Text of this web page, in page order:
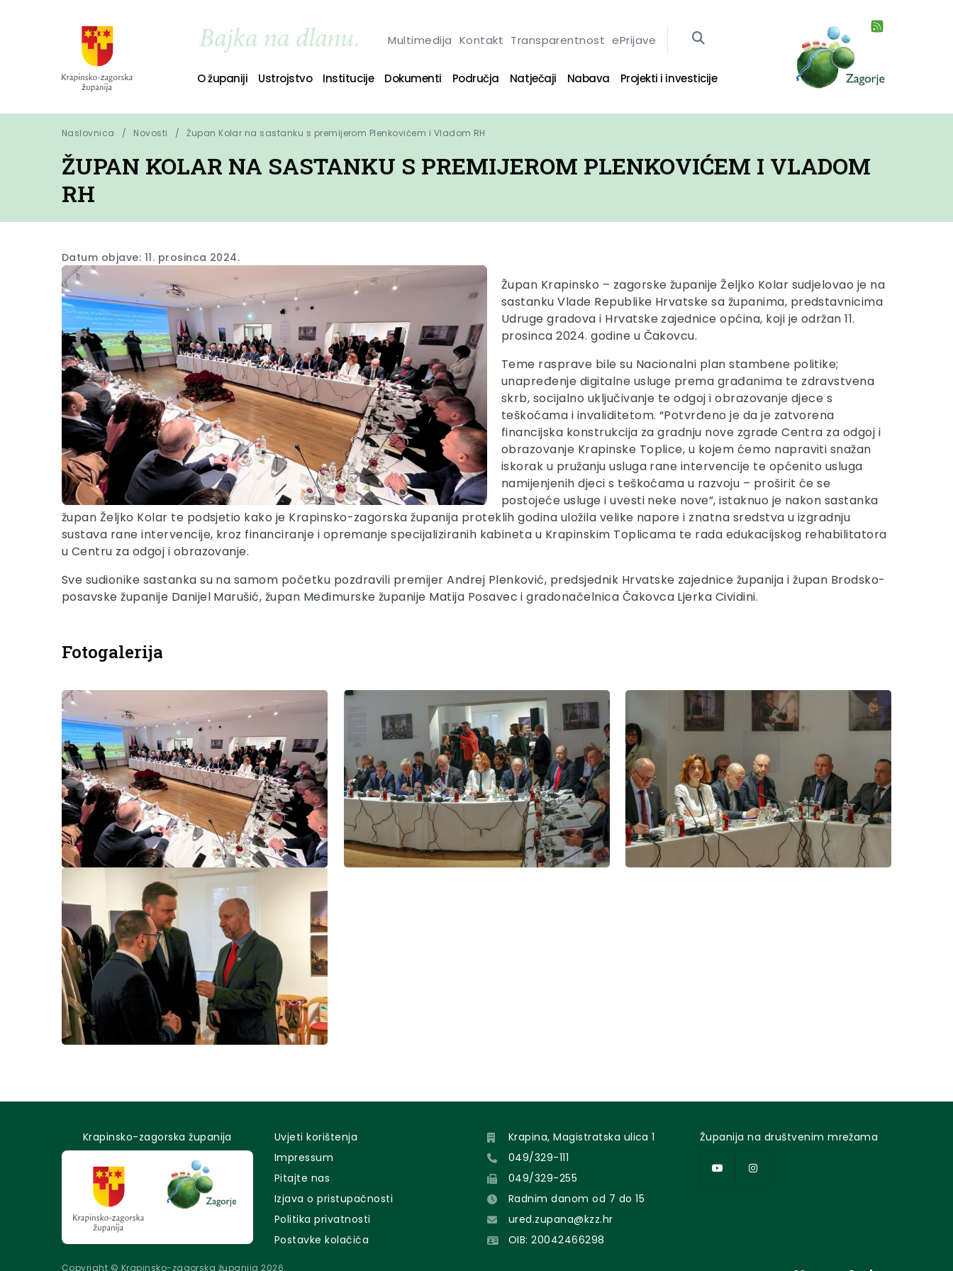
Multimedija Kontakt Transparentnost ePrijave
O županiji Ustrojstvo Institucije Dokumenti Područja Natječaji Nabava Projekti i investicije
Naslovnica Novosti Župan Kolar na sastanku s premijerom Plenkovićem i Vladom RH
ŽUPAN KOLAR NA SASTANKU S PREMIJEROM PLENKOVIĆEM I VLADOM
RH
Datum objave: 11. prosinca 2024.
Župan Krapinsko – zagorske županije Željko Kolar sudjelovao je na
sastanku Vlade Republike Hrvatske sa županima, predstavnicima
Udruge gradova i Hrvatske zajednice općina, koji je održan 11.
prosinca 2024. godine u Čakovcu.
Teme rasprave bile su Nacionalni plan stambene politike;
unapređenje digitalne usluge prema građanima te zdravstvena
skrb, socijalno uključivanje te odgoj i obrazovanje djece s
teškoćama i invaliditetom. “Potvrđeno je da je zatvorena
financijska konstrukcija za gradnju nove zgrade Centra za odgoj i
obrazovanje Krapinske Toplice, u kojem ćemo napraviti snažan
iskorak u pružanju usluga rane intervencije te općenito usluga
namijenjenih djeci s teškoćama u razvoju – proširit će se
postojeće usluge i uvesti neke nove”, istaknuo je nakon sastanka
župan Željko Kolar te podsjetio kako je Krapinsko-zagorska županija proteklih godina uložila velike napore i znatna sredstva u izgradnju
sustava rane intervencije, kroz financiranje i opremanje specijaliziranih kabineta u Krapinskim Toplicama te rada edukacijskog rehabilitatora
u Centru za odgoj i obrazovanje.
Sve sudionike sastanka su na samom početku pozdravili premijer Andrej Plenković, predsjednik Hrvatske zajednice županija i župan Brodsko-
posavske županije Danijel Marušić, župan Međimurske županije Matija Posavec i gradonačelnica Čakovca Ljerka Cividini.
Fotogalerija
Krapinsko-zagorska županija
Uvjeti korištenja
Impressum
Pitajte nas
Izjava o pristupačnosti
Politika privatnosti
Postavke kolačića
Krapina, Magistratska ulica 1
049/329-111
049/329-255
Radnim danom od 7 do 15
ured.zupana@kzz.hr
OIB: 20042466298
Županija na društvenim mrežama
Copyright © Krapinsko-zagorska županija 2026.